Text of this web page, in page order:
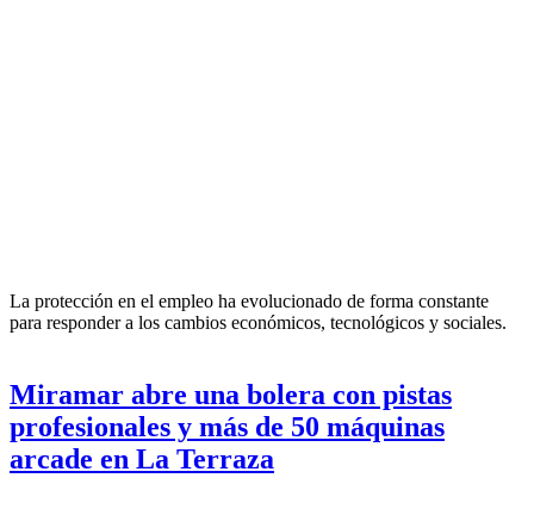
La protección en el empleo ha evolucionado de forma constante
para responder a los cambios económicos, tecnológicos y sociales.
Miramar abre una bolera con pistas
profesionales y más de 50 máquinas
arcade en La Terraza